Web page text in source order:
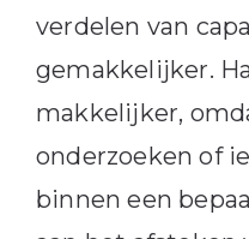
verdelen van
gemakkelijker.
makkelijker,
onderzoeken of
binnen een